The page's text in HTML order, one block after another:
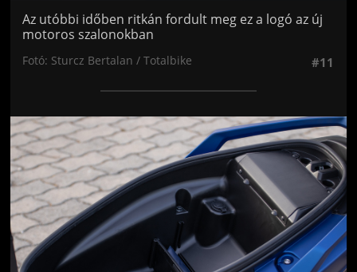
Az utóbbi időben ritkán fordult meg ez a logó az új
motoros szalonokban
Fotó: Sturcz Bertalan / Totalbike #11
Jön még kép!